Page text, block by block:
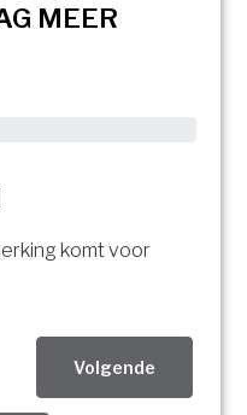
MEER
komt voor
Volgende